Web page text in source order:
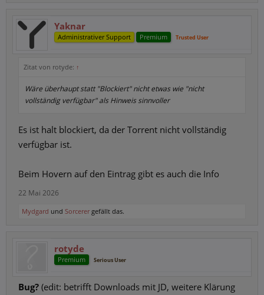
Yaknar
Administrativer Support Premium Trusted User
Zitat von rotyde: ↑
Wäre überhaupt statt "Blockiert" nicht etwas wie "nicht
vollständig verfügbar" als Hinweis sinnvoller
Es ist halt blockiert, da der Torrent nicht vollständig
verfügbar ist.
Beim Hovern auf den Eintrag gibt es auch die Info
22 Mai 2026
Mydgard und Sorcerer gefällt das.
rotyde
Premium Serious User
Bug? (edit: betrifft Downloads mit JD, weitere Klärung